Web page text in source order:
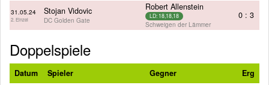
31.05.24
2. Einzel
Stojan Vidovic
DC Golden Gate
Robert Allenstein
LD: 18,18,18
Schweigen der Lämmer
0 : 3
Doppelspiele
Datum Spieler Gegner Erg